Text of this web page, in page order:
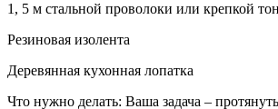
1, 5 м стальной проволоки или крепкой
Резиновая изолента
Деревянная кухонная лопатка
Что нужно делать: Ваша задача –